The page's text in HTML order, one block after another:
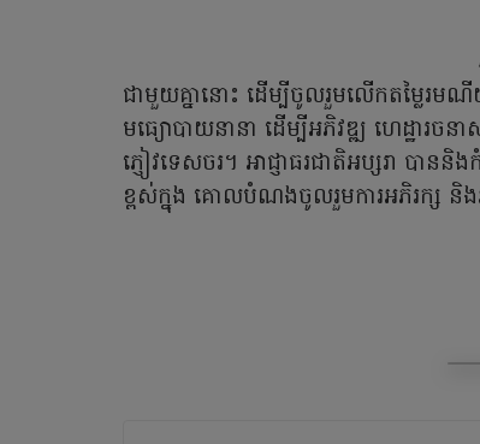
ជាមួយគ្នានោះ ដើម្បីចូលរួមលើកតម្លៃរមណីយ
មធ្យោបាយនានា ដើម្បីអភិវឌ្ឍ ហេដ្ឋារចន
ភ្ញៀវទេសចរ។ អាជ្ញាធរជាតិអប្សរា បា
ខ្ពស់ក្នុង គោលបំណងចូលរួមការអភិរក្ស និង